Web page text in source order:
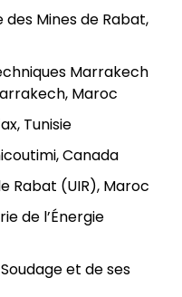
Mines de Rabat,
Marrakech
Maroc
Tunisie
Canada
Rabat (UIR), Maroc
de l’Énergie
et de ses